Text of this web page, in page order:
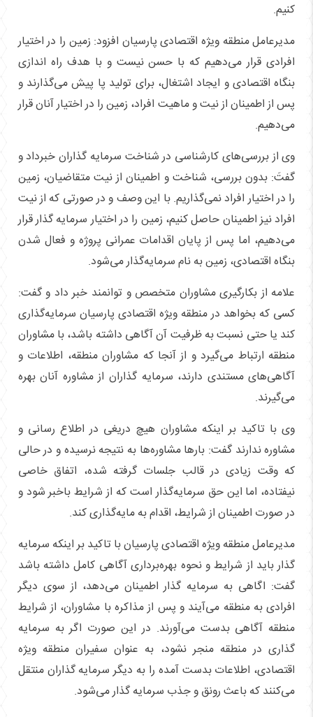
کنیم.
مدیرعامل منطقه ویژه اقتصادی پارسیان افزود: زمین را در اختیار
افرادی قرار می‌دهیم که با حسن نیست و با هدف راه اندازی
بنگاه اقتصادی و ایجاد اشتغال، برای تولید پا پیش می‌گذارند و
پس از اطمینان از نیت و ماهیت افراد، زمین را در اختیار آنان قرار
می‌دهیم.
وی از بررسی‌های کارشناسی در شناخت سرمایه گذاران خبرداد و
گفتَ: بدون بررسی، شناخت و اطمینان از نیت متقاضیان، زمین
را در اختیار افراد نمی‌گذاریم. با این وصف و در صورتی که از نیت
افراد نیز اطمینان حاصل کنیم، زمین را در اختیار سرمایه گذار قرار
می‌دهیم، اما پس از پایان اقدامات عمرانی پروژه و فعال شدن
بنگاه اقتصادی، زمین به نام سرمایه‌گذار می‌شود.
علامه از بکارگیری مشاوران متخصص و توانمند خبر داد و گفت:
کسی که بخواهد در منطقه ویژه اقتصادی پارسیان سرمایه‌گذاری
کند یا حتی نسبت به ظرفیت آن آگاهی داشته باشد، با مشاوران
منطقه ارتباط می‌گیرد و از آنجا که مشاوران منطقه، اطلاعات و
آگاهی‌های مستندی دارند، سرمایه گذاران از مشاوره آنان بهره
می‌گیرند.
وی با تاکید بر اینکه مشاوران هیچ دریغی در اطلاع رسانی و
مشاوره ندارند گفت: بار‌ها مشاوره‌ها به نتیجه نرسیده و در حالی
که وقت زیادی در قالب جلسات گرفته شده، اتفاق خاصی
نیفتاده، اما این حق سرمایه‌گذار است که از شرایط باخبر شود و
در صورت اطمینان از شرایط، اقدام به مایه‌گذاری کند.
مدیرعامل منطقه ویژه اقتصادی پارسیان با تاکید بر اینکه سرمایه
گذار باید از شرایط و نحوه بهره‌برداری آگاهی کامل داشته باشد
گفت: اگاهی به سرمایه گذار اطمینان می‌دهد، از سوی دیگر
افرادی به منطقه می‌آیند و پس از مذاکره با مشاوران، از شرایط
منطقه آگاهی بدست می‌آورند. در این صورت اگر به سرمایه
گذاری در منطقه منجر نشود، به عنوان سفیران منطقه ویژه
اقتصادی، اطلاعات بدست آمده را به دیگر سرمایه گذاران منتقل
می‌کنند که باعث رونق و جذب سرمایه گذار می‌شود.